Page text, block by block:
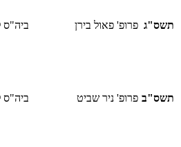
תשס"ג פרופ' פאול בירן ביה"ס
תשס"ב פרופ' ניר שביט